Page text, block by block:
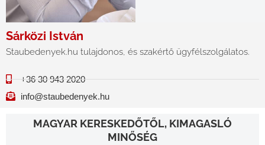
Sárközi István
Staubedenyek.hu tulajdonos, és szakértő ügyfélszolgálatos.
+36 30 943 2020
info@staubedenyek.hu
MAGYAR KERESKEDŐTŐL, KIMAGASLÓ
MINŐSÉG